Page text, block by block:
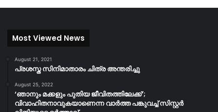
Most Viewed News
August 21, 2021
പ്രശസ്ത സിനിമാതാരം ചിത്ര അന്തരിച്ചു
August 25, 2022
‘ഞാനും മക്കളും പുതിയ ജീവിതത്തിലേക്ക്’;
വിവാഹിതനാവുകയാണെന്ന വാർത്ത പങ്കുവച്ച് സിസ്റ്റർ